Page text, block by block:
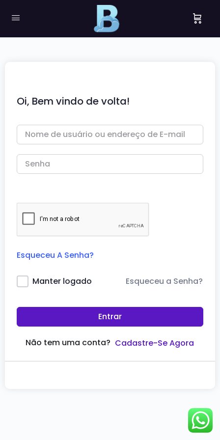
Oi, Bem vindo de volta!
Esqueceu A Senha?
Manter logado Esqueceu a Senha?
Entrar
Não tem uma conta? Cadastre-Se Agora